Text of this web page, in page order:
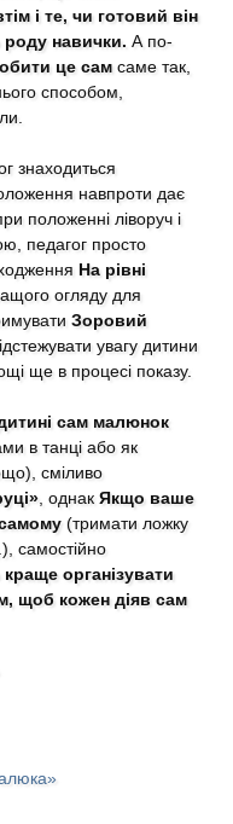
і те, чи готовий він
роду навички. А по-
це сам саме так,
способом,
знаходиться
навпроти дає
положенні ліворуч і
педагог просто
На рівні
огляду для
Зоровий
увагу дитини
ще в процесі показу.
сам малюнок
в танці або як
сміливо
, однакЯкщо ваше
(тримати ложку
самостійно
краще організувати
щоб кожен діяв сам